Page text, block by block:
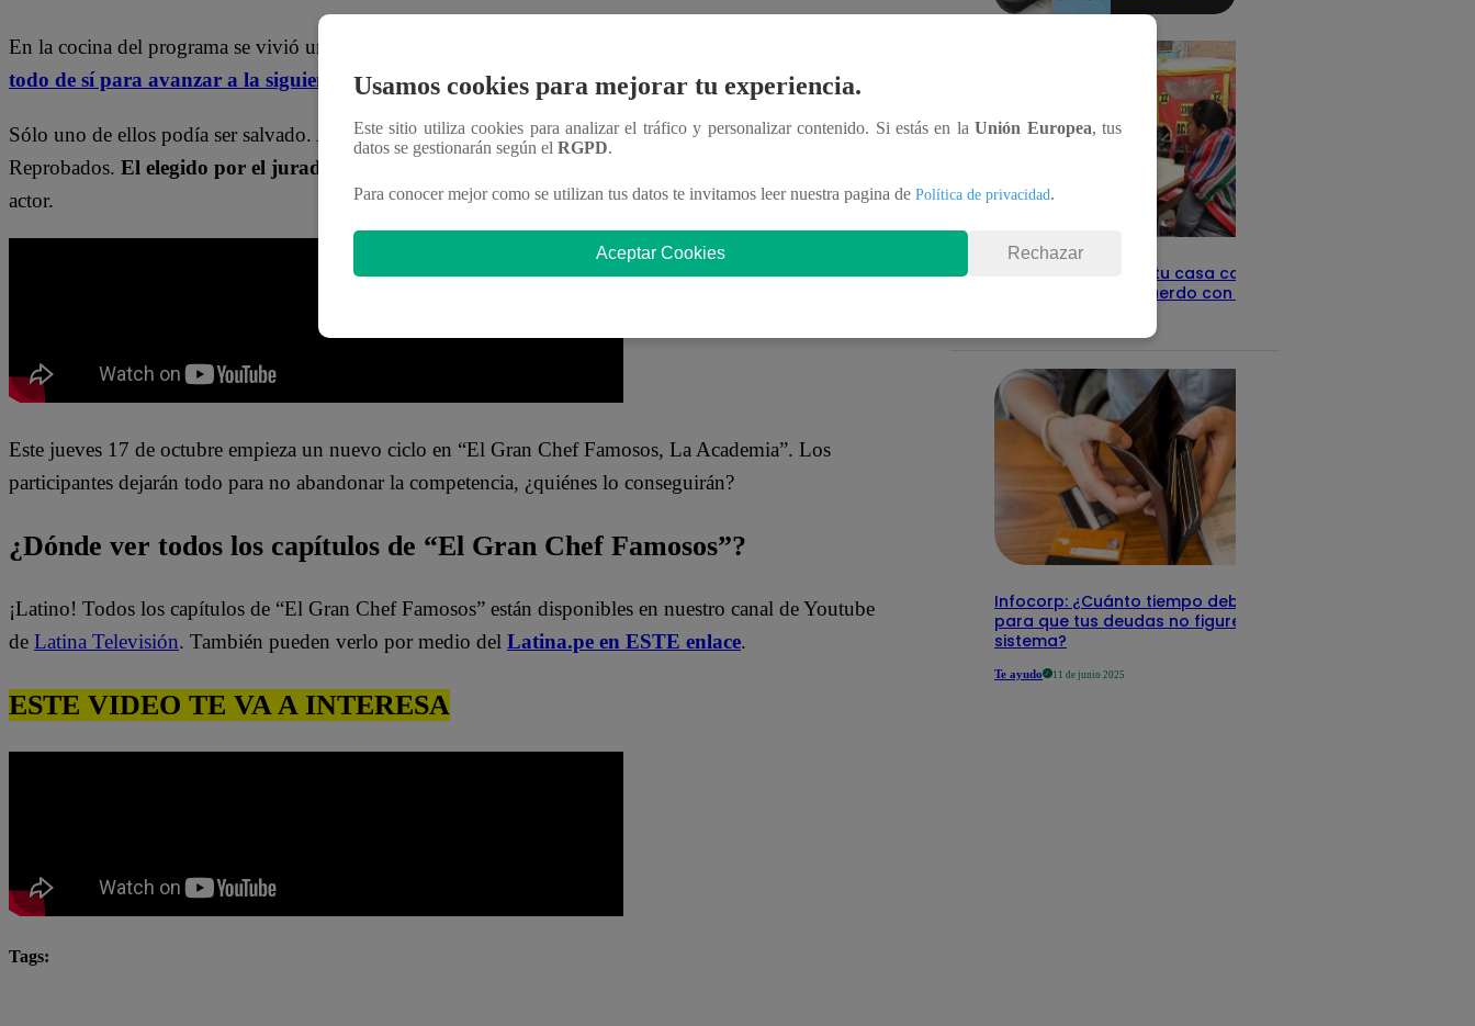
En la cocina del programa se vivió una batalla culinaria bastante sorprendente,
todo de sí para avanzar a la siguiente etapa.
Sólo uno de ellos podía ser salvado. Alejandra Baigorria, Chapasa y Tito Vega, tienen que ir a la Noche de
Reprobados. El elegido por el jurado fue Andrés Salas.
actor.
Este jueves 17 de octubre empieza un nuevo ciclo en “El Gran Chef Famosos, La Academia”. Los
participantes dejarán todo para no abandonar la competencia, ¿quiénes lo conseguirán?
¿Dónde ver todos los capítulos de “El Gran Chef Famosos”?
¡Latino! Todos los capítulos de “El Gran Chef Famosos” están disponibles en nuestro canal de Youtube
de Latina Televisión. También pueden verlo por medio del Latina.pe en ESTE enlace.
ESTE VIDEO TE VA A INTERESA
Tags:
detalles
Revisa con tu DNI si tu casa califica
como pobre, de acuerdo con el Sisfoh
Infocorp: ¿Cuánto tiempo debe pasar
para que tus deudas no figuren en su
sistema?
Te ayudo 11 de junio 2025
Usamos cookies para mejorar tu experiencia.
Este sitio utiliza cookies para analizar el tráfico y personalizar contenido. Si estás en laUnión Europea, tus
datos se gestionarán según el RGPD.
Para conocer mejor como se utilizan tus datos te invitamos leer nuestra pagina de Política de privacidad.
Aceptar Cookies Rechazar